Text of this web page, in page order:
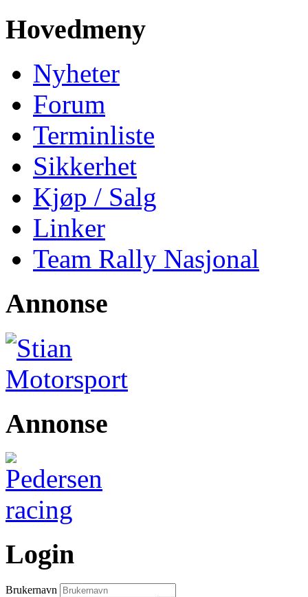
Hovedmeny
Nyheter
Forum
Terminliste
Sikkerhet
Kjøp / Salg
Linker
Team Rally Nasjonal
Annonse
Annonse
Login
Brukernavn